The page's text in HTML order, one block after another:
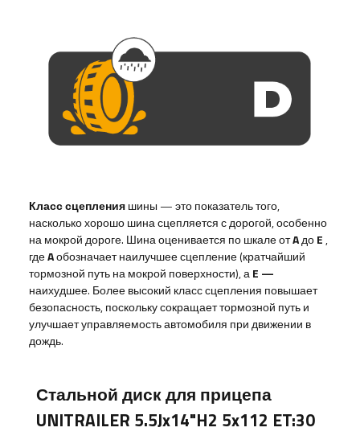
Класс сцепленияшины — это показатель того,
насколько хорошо шина сцепляется с дорогой, особенно
на мокрой дороге. Шина оценивается по шкале отAдоE,
гдеAобозначает наилучшее сцепление (кратчайший
тормозной путь на мокрой поверхности), аE —
наихудшее. Более высокий класс сцепления повышает
безопасность, поскольку сокращает тормозной путь и
улучшает управляемость автомобиля при движении в
дождь.
Стальной диск для прицепа
UNITRAILER 5.5Jx14"H2 5x112 ET:30